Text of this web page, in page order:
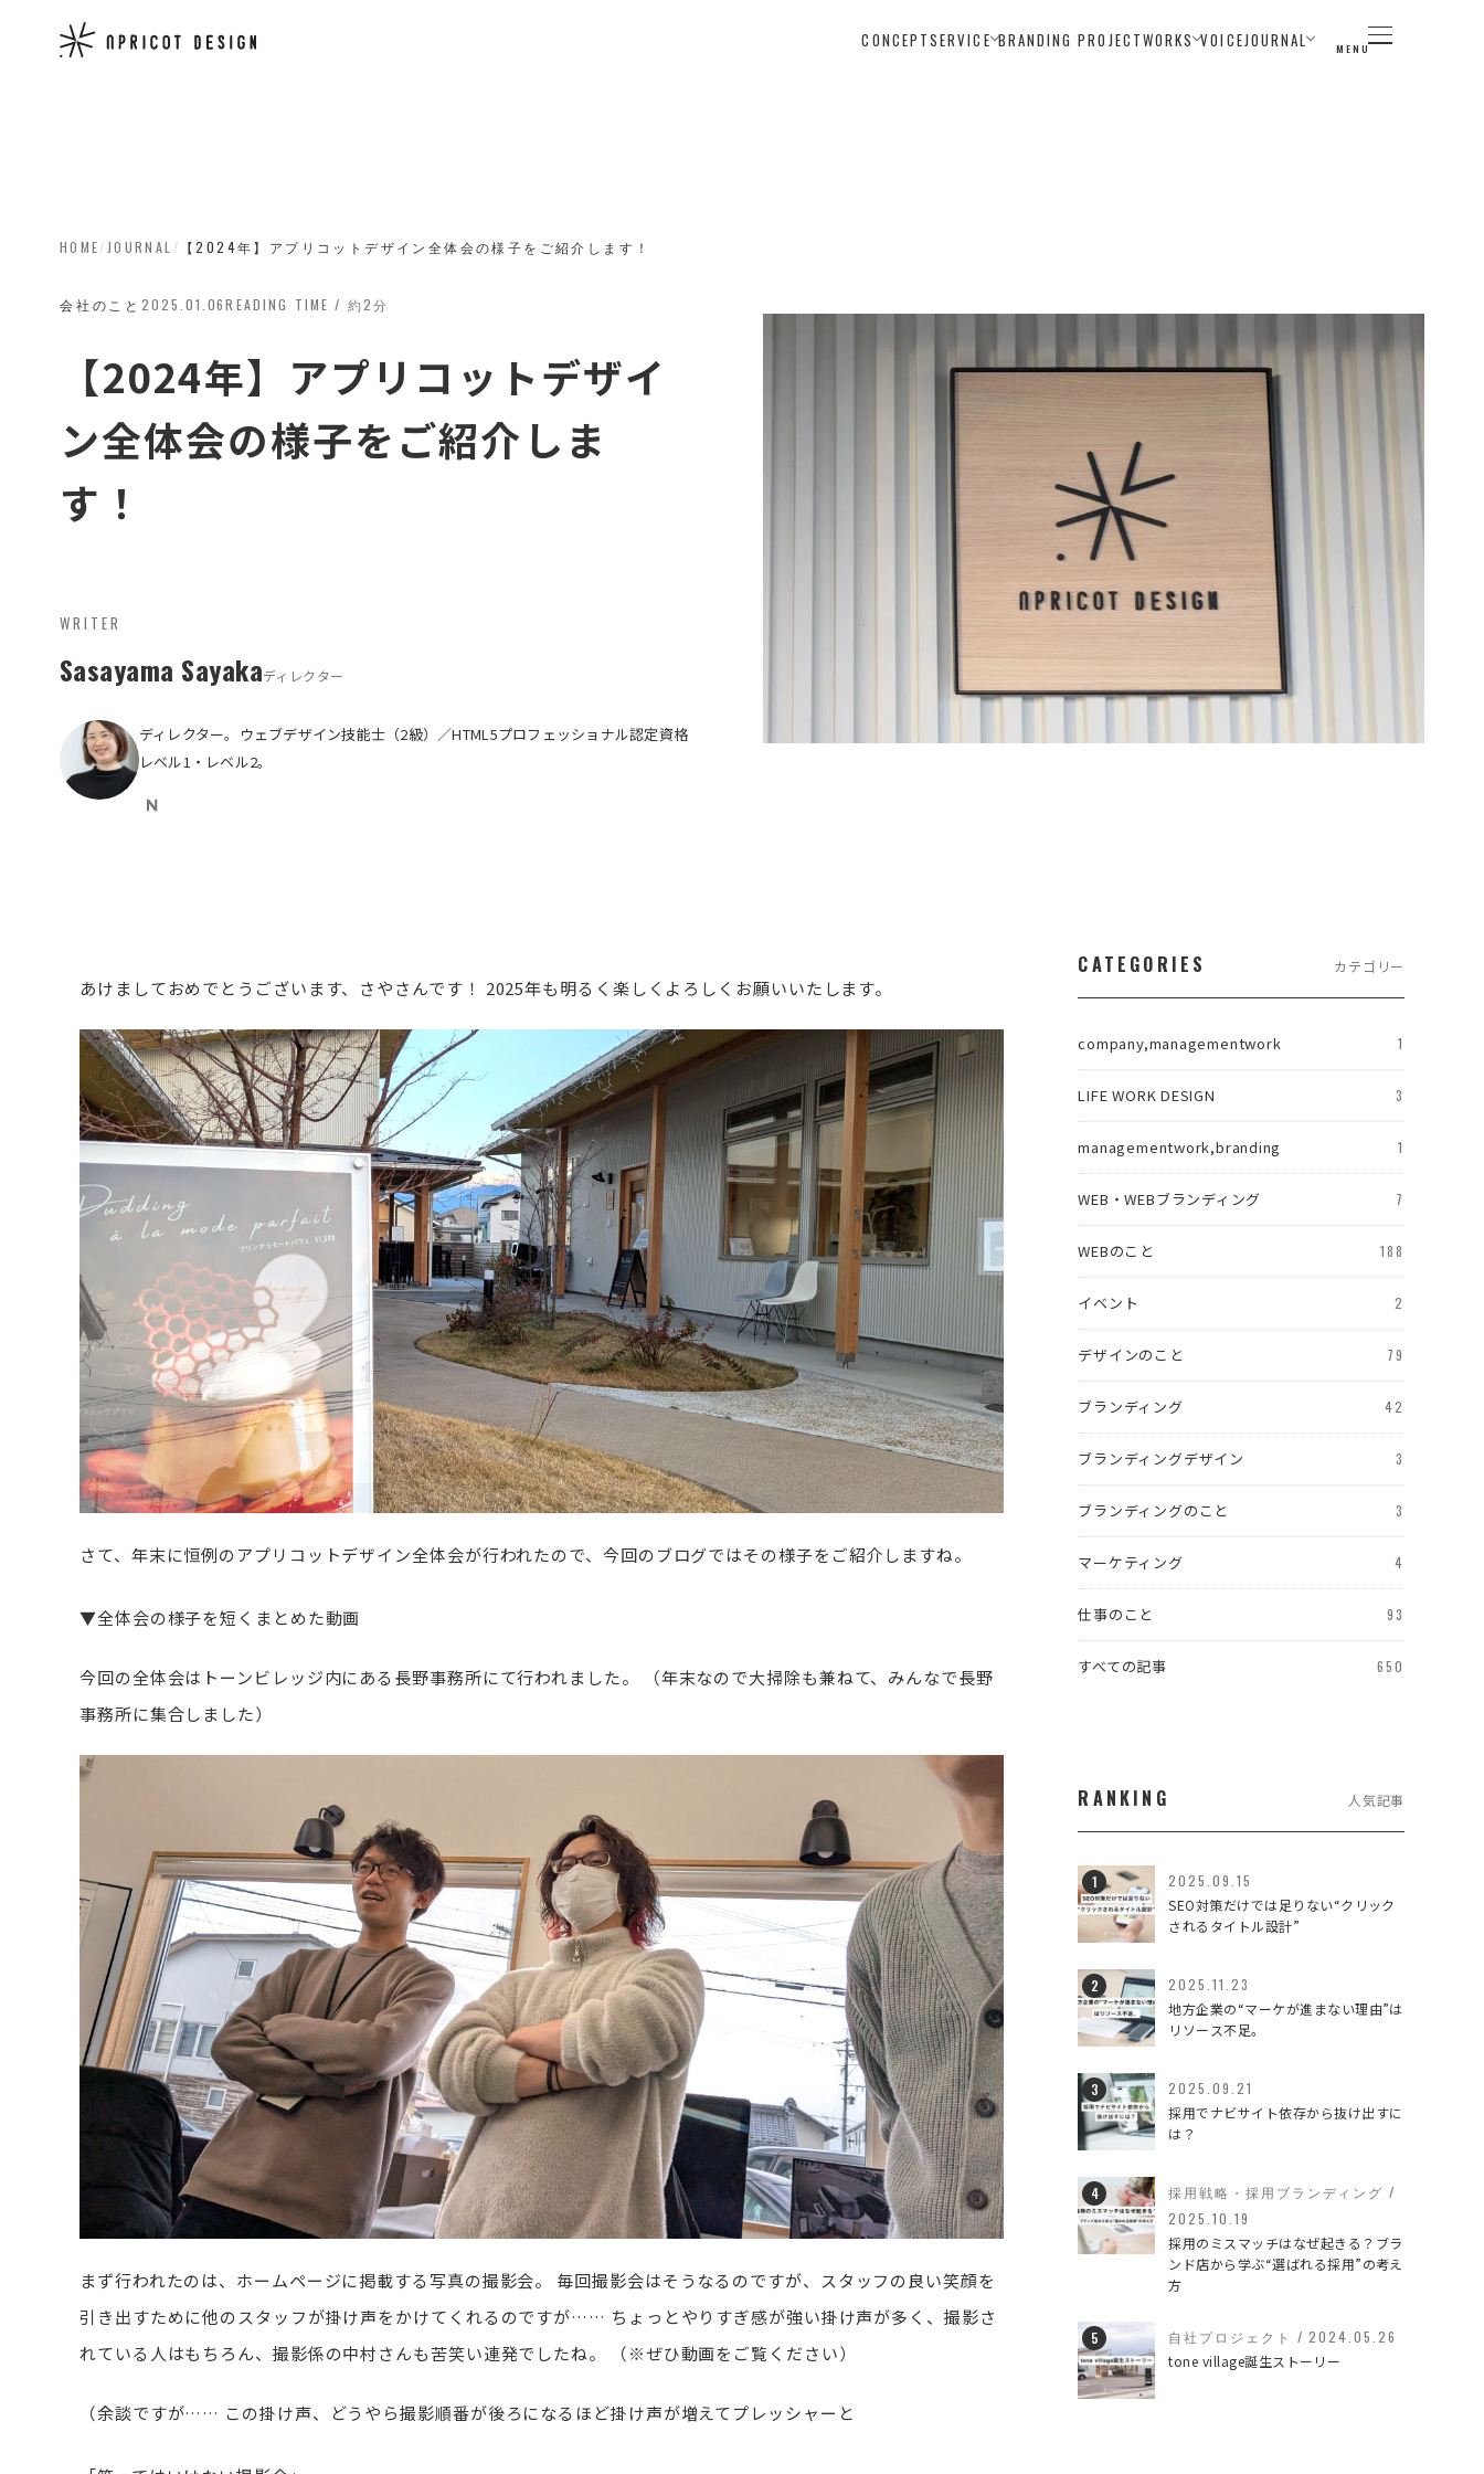
MENU
CONCEPTSERVICE BRANDING PROJECTWORKS VOICEJOURNAL
HOME/ JOURNAL / 【2024年】アプリコットデザイン全体会の様子をご紹介します！
会社のこと2025.01.06READING TIME / 約2分
【2024年】アプリコットデザイ
ン全体会の様子をご紹介しま
す！
WRITER
Sasayama Sayakaディレクター
ディレクター。ウェブデザイン技能士（2級）／HTML5プロフェッショナル認定資格
レベル1・レベル2。
あけましておめでとうございます、さやさんです！ 2025年も明るく楽しくよろしくお願いいたします。
さて、年末に恒例のアプリコットデザイン全体会が行われたので、今回のブログではその様子をご紹介しますね。
▼全体会の様子を短くまとめた動画
今回の全体会はトーンビレッジ内にある長野事務所にて行われました。
（年末なので大掃除も兼ねて、みんなで長野
事務所に集合しました）
まず行われたのは、ホームページに掲載する写真の撮影会。
毎回撮影会はそうなるのですが、スタッフの良い笑顔を
引き出すために他のスタッフが掛け声をかけてくれるのですが…… ちょっとやりすぎ感が強い掛け声が多く、撮影さ
れている人はもちろん、撮影係の中村さんも苦笑い連発でしたね。
（※ぜひ動画をご覧ください）
（余談ですが…… この掛け声、どうやら撮影順番が後ろになるほど掛け声が増えてプレッシャーと
CATEGORIES カテゴリー
company,managementwork 1
LIFE WORK DESIGN 3
managementwork,branding 1
WEB・WEBブランディング 7
WEBのこと 188
イベント 2
デザインのこと 79
ブランディング 42
ブランディングデザイン 3
ブランディングのこと 3
マーケティング 4
仕事のこと 93
すべての記事 650
RANKING 人気記事
2025.09.15
SEO対策だけでは足りない“クリック
されるタイトル設計”
2025.11.23
地方企業の“マーケが進まない理由”は
リソース不足。
2025.09.21
採用でナビサイト依存から抜け出すに
は？
採用戦略・採用ブランディング /
2025.10.19
採用のミスマッチはなぜ起きる？ブラ
ンド店から学ぶ“選ばれる採用”の考え
方
自社プロジェクト /2024.05.26
tone village誕生ストーリー